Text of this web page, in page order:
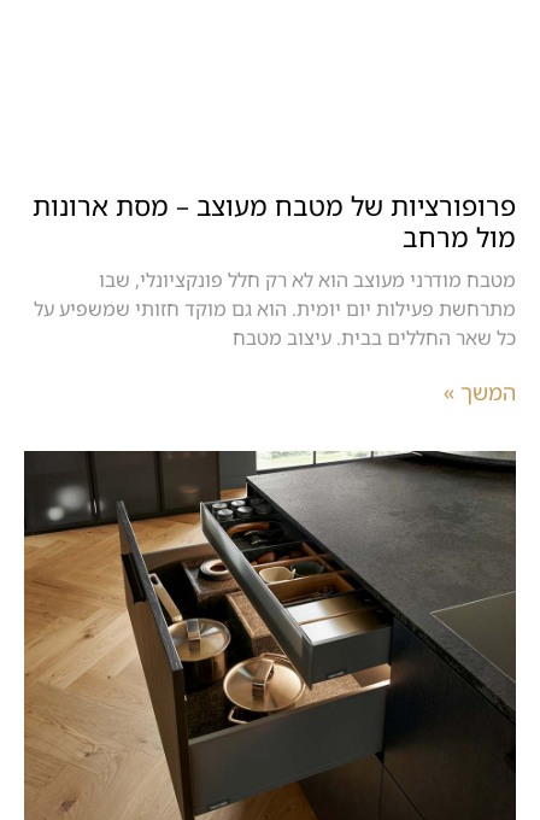
פרופורציות של מטבח מעוצב – מסת ארונות
מול מרחב
מטבח מודרני מעוצב הוא לא רק חלל פונקציונלי, שבו
מתרחשת פעילות יום יומית. הוא גם מוקד חזותי שמשפיע על
כל שאר החללים בבית. עיצוב מטבח
המשך »